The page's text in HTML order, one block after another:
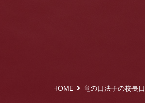
HOME 竜の口法子の校長